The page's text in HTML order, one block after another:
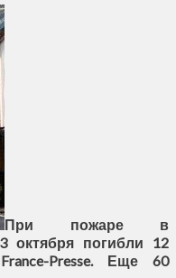
При пожаре в
октября погибли 12
Presse. Еще 60